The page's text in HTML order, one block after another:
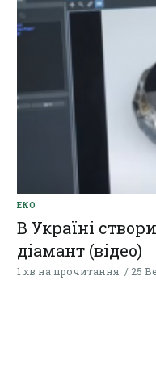
ЕКО
В Україні
діамант (відео)
1 хв на прочитання 25